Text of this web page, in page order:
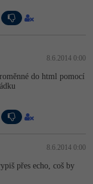
8.6.2014 0:00
do html pomocí
8.6.2014 0:00
přes echo, coš by